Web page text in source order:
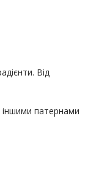
Від
іншими патернами